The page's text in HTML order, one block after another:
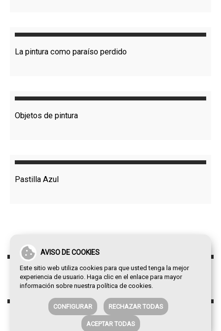
AVISO DE COOKIES
Este sitio web utiliza cookies para que usted tenga la mejor
experiencia de usuario. Haga clic en el enlace para mayor
información sobre nuestra política de cookies.
CONFIGURAR RECHAZAR TODAS
ACEPTAR TODAS
La pintura como paraíso perdido
Objetos de pintura
Pastilla Azul